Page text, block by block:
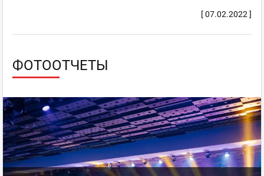
[ 07.02.2022 ]
ФОТООТЧЕТЫ